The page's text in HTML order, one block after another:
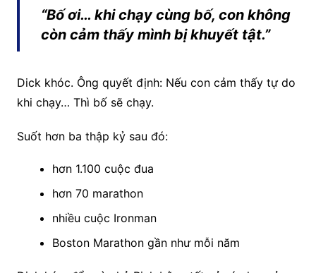
“Bố ơi… khi chạy cùng bố, con không
còn cảm thấy mình bị khuyết tật.”
Dick khóc. Ông quyết định: Nếu con cảm thấy tự do
khi chạy… Thì bố sẽ chạy.
Suốt hơn ba thập kỷ sau đó:
hơn 1.100 cuộc đua
hơn 70 marathon
nhiều cuộc Ironman
Boston Marathon gần như mỗi năm